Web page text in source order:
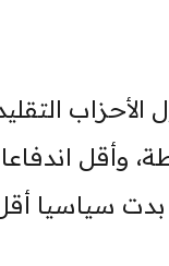
وأقل
بدت سياسيا